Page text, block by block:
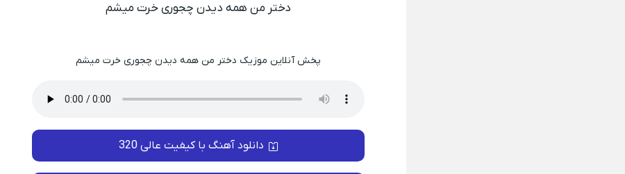
دختر من همه دیدن چجوری خرت میشم
پخش آنلاین موزیک دختر من همه دیدن چجوری خرت میشم
دانلود آهنگ با کیفیت عالی 320